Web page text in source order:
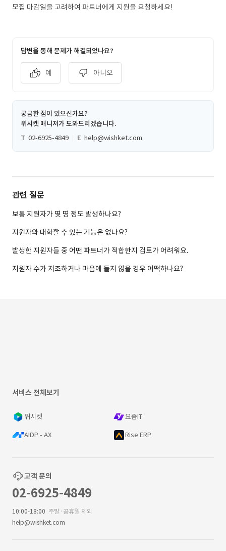
모집 마감일을 고려하여 파트너에게 지원을 요청하세요!
답변을 통해 문제가 해결되었나요?
예 아니오
궁금한 점이 있으신가요?
위시켓 매니저가 도와드리겠습니다.
T 02-6925-4849 E help@wishket.com
관련 질문
보통 지원자가 몇 명 정도 발생하나요?
지원자와 대화할 수 있는 기능은 없나요?
발생한 지원자들 중 어떤 파트너가 적합한지 검토가 어려워요.
지원자 수가 저조하거나 마음에 들지 않을 경우 어떡하나요?
서비스 전체보기
위시켓 요즘IT
AIDP - AX Rise ERP
고객 문의
02-6925-4849
10:00-18:00 주말·공휴일 제외
help@wishket.com